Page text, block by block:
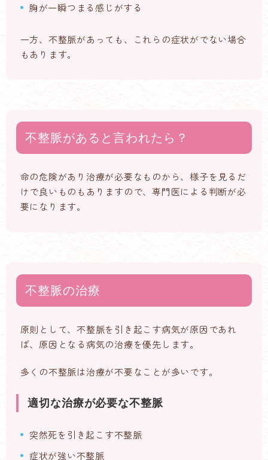
胸が一瞬つまる感じがする
一方、不整脈があっても、これらの症状がでない場合
もあります。
不整脈があると言われたら？
命の危険があり治療が必要なものから、様子を見るだ
けで良いものもありますので、専門医による判断が必
要になります。
不整脈の治療
原則として、不整脈を引き起こす病気が原因であれ
ば、原因となる病気の治療を優先します。
多くの不整脈は治療が不要なことが多いです。
適切な治療が必要な不整脈
突然死を引き起こす不整脈
症状が強い不整脈